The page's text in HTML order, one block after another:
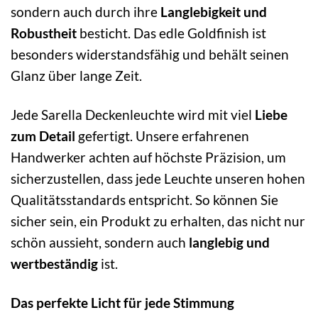
sondern auch durch ihre Langlebigkeit und
Robustheit besticht. Das edle Goldfinish ist
besonders widerstandsfähig und behält seinen
Glanz über lange Zeit.
Jede Sarella Deckenleuchte wird mit viel Liebe
zum Detail gefertigt. Unsere erfahrenen
Handwerker achten auf höchste Präzision, um
sicherzustellen, dass jede Leuchte unseren hohen
Qualitätsstandards entspricht. So können Sie
sicher sein, ein Produkt zu erhalten, das nicht nur
schön aussieht, sondern auch langlebig und
wertbeständig ist.
Das perfekte Licht für jede Stimmung